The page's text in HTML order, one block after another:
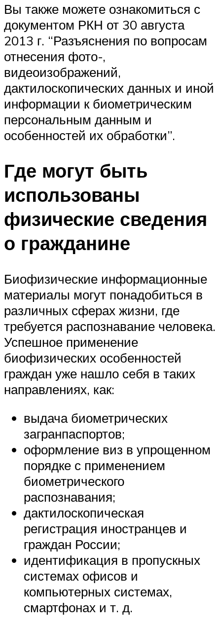
Вы также можете ознакомиться с
документом РКН от 30 августа
2013 г. “Разъяснения по вопросам
отнесения фото-,
видеоизображений,
дактилоскопических данных и иной
информации к биометрическим
персональным данным и
особенностей их обработки”.
Где могут быть
использованы
физические сведения
о гражданине
Биофизические информационные
материалы могут понадобиться в
различных сферах жизни, где
требуется распознавание человека.
Успешное применение
биофизических особенностей
граждан уже нашло себя в таких
направлениях, как:
выдача биометрических
загранпаспортов;
оформление виз в упрощенном
порядке с применением
биометрического
распознавания;
дактилоскопическая
регистрация иностранцев и
граждан России;
идентификация в пропускных
системах офисов и
компьютерных системах,
смартфонах и т. д.